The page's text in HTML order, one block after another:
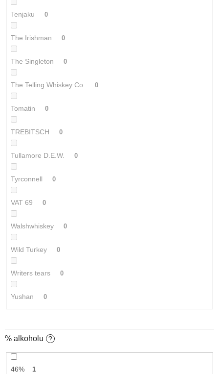
Tenjaku 0
The Irishman 0
The Singleton 0
The Telling Whiskey Co. 0
Tomatin 0
TREBITSCH 0
Tullamore D.E.W. 0
Tyrconnell 0
VAT 69 0
Walshwhiskey 0
Wild Turkey 0
Writers tears 0
Yushan 0
% alkoholu ?
46% 1